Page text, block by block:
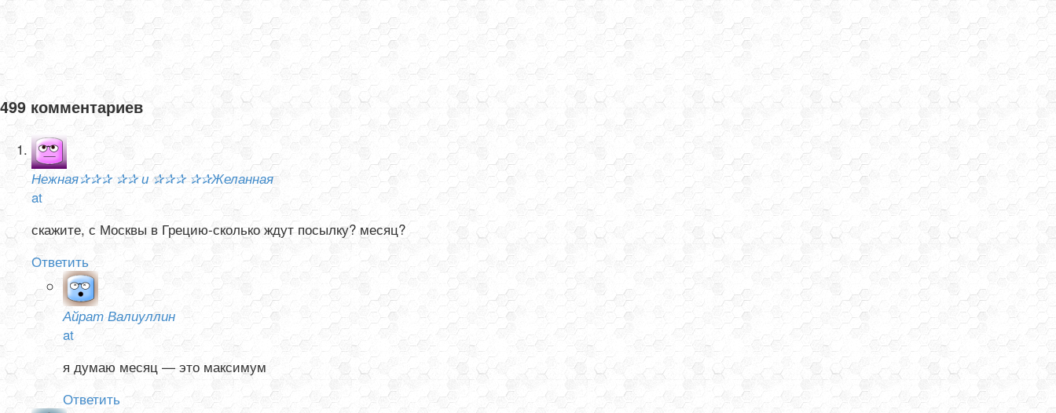
499 комментариев
Нежная✰✰✰ ✰✰ и ✰✰✰ ✰✰Желанная
at
скажите, с Москвы в Грецию-сколько ждут посылку? месяц?
Ответить
Айрат Валиуллин
at
я думаю месяц — это максимум
Ответить